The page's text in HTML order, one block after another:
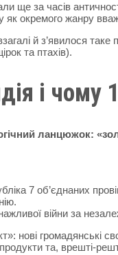
ще за часів
окремого жанру
й з’явилося
та птахів).
і чому
ланцюжок:
7 об’єднаних
війни за
нові громадянські
продукти та, врешті-